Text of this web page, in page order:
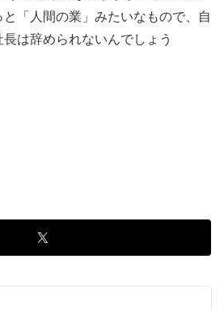
「人間の業」みたいなもので、自
は辞められないんでしょう